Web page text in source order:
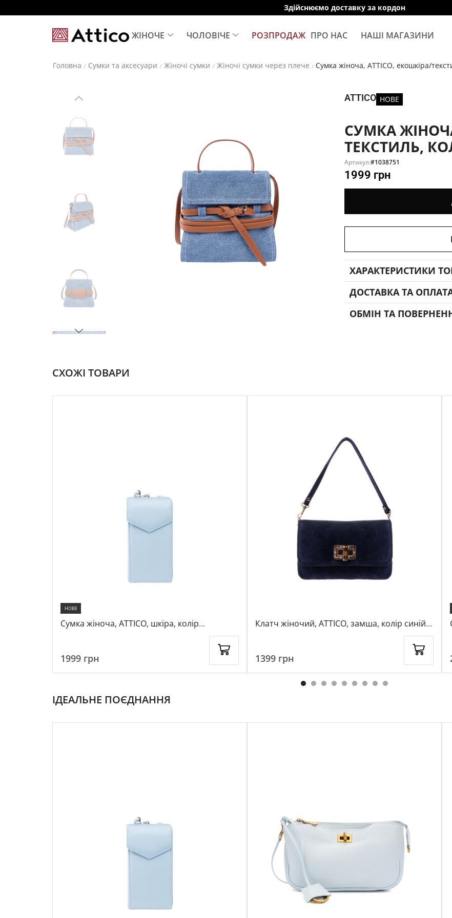
Здійснюємо доставку за кордон
ЖІНОЧЕ ЧОЛОВІЧЕ РОЗПРОДАЖ ПРО НАС НАШІ МАГАЗИНИ
Головна / Сумки та аксесуари / Жіночі сумки / Жіночі сумки через плече / Сумка жіноча, ATTICO, екошкіра/
ATTICO НОВЕ
СУМКА
ТЕКСТИЛЬ,
Артикул:#1038751
1999 грн
ХАРАКТЕРИСТИКИ
ДОСТАВКА ТА
ОБМІН ТА
СХОЖІ ТОВАРИ
НОВЕ
Сумка жіноча, ATTICO, шкіра, колір
1999 грн
Клатч жіночий, ATTICO, замша, колір синій,
1399 грн
ІДЕАЛЬНЕ ПОЄДНАННЯ